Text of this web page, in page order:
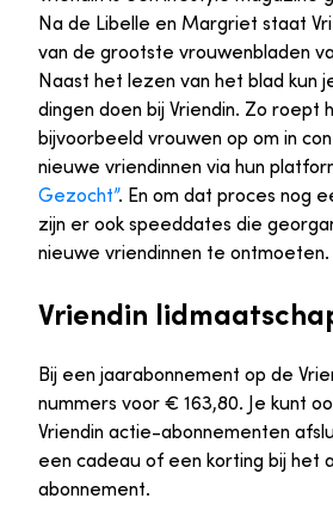
Na de Libelle en Margriet staat
van de grootste vrouwenbladen
Naast het lezen van het blad kun
dingen doen bij Vriendin. Zo roept
bijvoorbeeld vrouwen op om in
nieuwe vriendinnen via hun
Gezocht”. En om dat proces nog
zijn er ook speeddates die
nieuwe vriendinnen te ontmoeten.
Vriendin
Bij een jaarabonnement op de
nummers voor € 163,80. Je kunt
Vriendin actie-abonnementen
een cadeau of een korting bij het
abonnement.